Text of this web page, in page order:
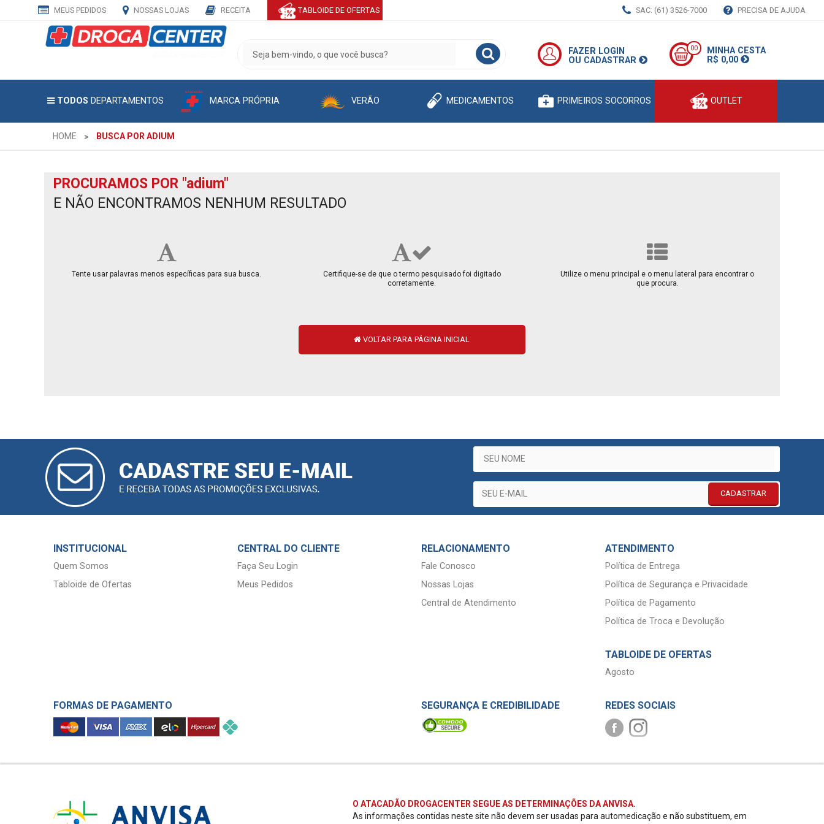
MEUS PEDIDOS NOSSAS LOJAS RECEITA TABLOIDE DE OFERTAS SAC: (61) 3526-7000 PRECISA DE AJUDA
FAZER LOGIN
OU CADASTRAR
00
MINHA CESTA
R$ 0,00
TODOS DEPARTAMENTOS MARCA PRÓPRIA VERÃO MEDICAMENTOS PRIMEIROS SOCORROS OUTLET
HOME BUSCA POR ADIUM
PROCURAMOS POR "adium"
E NÃO ENCONTRAMOS NENHUM RESULTADO
Tente usar palavras menos específicas para sua busca.
Certifique-se de que o termo pesquisado foi digitado
corretamente.
Utilize o menu principal e o menu lateral para encontrar o
que procura.
VOLTAR PARA PÁGINA INICIAL
CADASTRE
MAIL
E
CADASTRAR
E-MAIL
CADASTRAR
INSTITUCIONAL
Quem Somos
Tabloide de Ofertas
CENTRAL DO CLIENTE
Faça Seu Login
Meus Pedidos
RELACIONAMENTO
Fale Conosco
Nossas Lojas
Central de Atendimento
ATENDIMENTO
Política de Entrega
Política de Segurança e Privacidade
Política de Pagamento
Política de Troca e Devolução
TABLOIDE DE OFERTAS
Agosto
FORMAS DE PAGAMENTO SEGURANÇA E CREDIBILIDADE REDES SOCIAIS
O ATACADÃO DROGACENTER SEGUE AS DETERMINAÇÕES DA ANVISA.
As informações contidas neste site não devem ser usadas para automedicação e não substituem, em